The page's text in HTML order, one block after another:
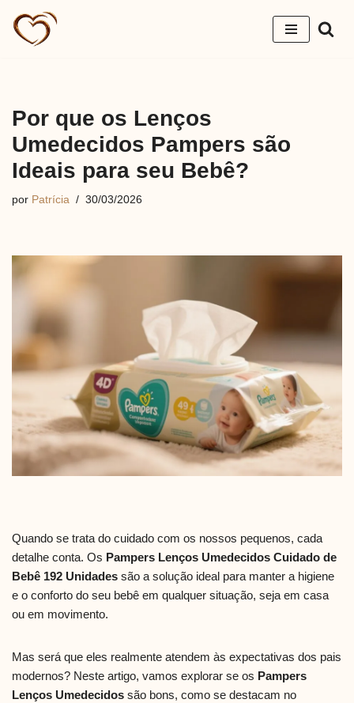
Pular
Por que os Lenços
Umedecidos Pampers são
Ideais para seu Bebê?
por Patrícia 30/03/2026
Quando se trata do cuidado com os nossos pequenos, cada
detalhe conta. Os Pampers Lenços Umedecidos Cuidado de
Bebê 192 Unidades são a solução ideal para manter a higiene
e o conforto do seu bebê em qualquer situação, seja em casa
ou em movimento.
Mas será que eles realmente atendem às expectativas dos pais
modernos? Neste artigo, vamos explorar se os Pampers
Lenços Umedecidos são bons, como se destacam no